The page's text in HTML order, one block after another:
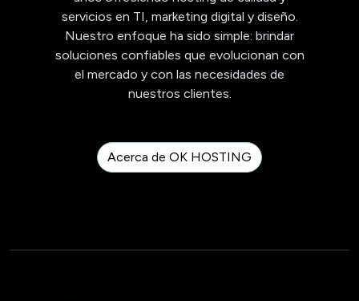
servicios en TI, marketing digital y diseño.
Nuestro enfoque ha sido simple: brindar
soluciones confiables que evolucionan con
el mercado y con las necesidades de
nuestros clientes.
Acerca de OK HOSTING